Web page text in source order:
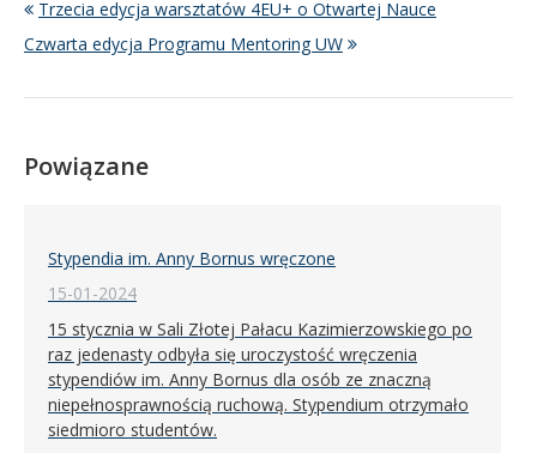
Trzecia edycja warsztatów 4EU+ o Otwartej Nauce
Czwarta edycja Programu Mentoring UW
Powiązane
Stypendia im. Anny Bornus wręczone
15-01-2024
15 stycznia w Sali Złotej Pałacu Kazimierzowskiego po
raz jedenasty odbyła się uroczystość wręczenia
stypendiów im. Anny Bornus dla osób ze znaczną
niepełnosprawnością ruchową. Stypendium otrzymało
siedmioro studentów.